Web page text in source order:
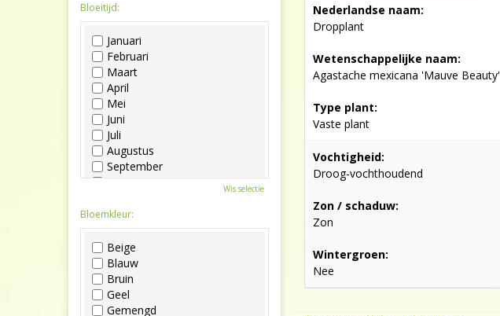
Nederlandse naam:
Dropplant
Wetenschappelijke naam:
Agastache mexicana 'Mauve Beauty'
Type plant:
Vaste plant
Vochtigheid:
Droog-vochthoudend
Zon / schaduw:
Zon
Wintergroen:
Nee
Bloeitijd:
Januari
Februari
Maart
April
Mei
Juni
Juli
Augustus
September
Oktober
December
Wis selectie
Bloemkleur:
Beige
Blauw
Bruin
Geel
Gemengd